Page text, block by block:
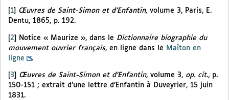
1 Œuvres de Saint-Simon et d’Enfantin, volume 3, Paris, E.
Dentu, 1865, p. 192.
[2] Notice « Maurize », dans le Dictionnaire biographie du
mouvement ouvrier français, en ligne dans le Maîton en
ligne
.
3 Œuvres de Saint-Simon et d’Enfantin, volume 3, op. cit., p.
150-151 ; extrait d’une lettre d’Enfantin à Duveyrier, 15 juin
1831.